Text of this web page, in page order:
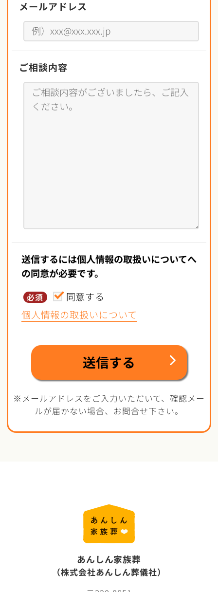
メールアドレス
ご相談内容
送信するには個人情報の取扱いについてへ
の同意が必要です。
必須
同意する
個人情報の取扱いについて
※メールアドレスをご入力いただいて、確認メー
ルが届かない場合、お問合せ下さい。
あんしん家族葬
（株式会社あんしん葬儀社）